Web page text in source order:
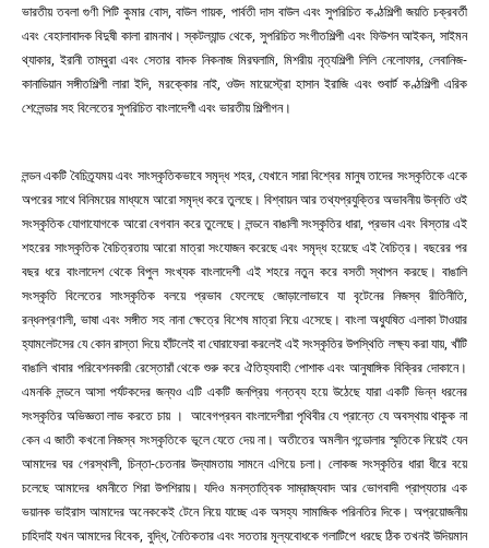
ভারতীয় তবলা গুণী পিটি কুমার বোস, বাউল গায়ক, পার্বতী দাস বাউল এবং সুপরিচিত কণ্ঠশিল্পী জয়তি চক্রবর্তী
এবং বেহালাবাদক বিদুষী কালা রামনাথ। স্কটল্যান্ড থেকে, সুপরিচিত সংগীতশিল্পী এবং ফিউশন আইকন, সাইমন
থ্যাকার, ইরানী তাম্বুরা এবং সেতার বাদক নিকনাজ মিরঘলামি, মিশরীয় নৃত্যশিল্পী লিলি নেলোফার, লেবানিজ-
কানাডিয়ান সঙ্গীতশিল্পী লারা ইদি, মরক্কোর নাই, ওউদ মায়েস্ট্রো হাসান ইরাজি এবং শুবার্ট কণ্ঠশিল্পী এরিক
শেলেন্ডার সহ বিলেতের সুপরিচিত বাংলাদেশী এবং ভারতীয় শিল্পীগন।
লন্ডন একটি বৈচিত্র্যময় এবং সাংস্কৃতিকভাবে সমৃদ্ধ শহর, যেখানে সারা বিশ্বের মানুষ তাদের সংস্কৃতিকে একে
অপরের সাথে বিনিময়ের মাধ্যমে আরো সমৃদ্ধ করে তুলছে। বিশ্বায়ন আর তথ্যপ্রযুক্তির অভাবনীয় উন্নতি ওই
সংস্কৃতিক যোগাযোগকে আরো বেগবান করে তুলেছে। লন্ডনে বাঙালী সংস্কৃতির ধারা, প্রভাব এবং বিস্তার এই
শহরের সাংস্কৃতিক বৈচিত্রতায় আরো মাত্রা সংযোজন করেছে এবং সমৃদ্ধ হয়েছে এই বৈচিত্র। বছরের পর
বছর ধরে বাংলাদেশ থেকে বিপুল সংখ্যক বাংলাদেশী এই শহরে নতুন করে বসতী স্থাপন করছে। বাঙালি
সংস্কৃতি বিলেতের সাংস্কৃতিক বলয়ে প্রভাব ফেলেছে জোড়ালোভাবে যা বৃটেনের নিজস্ব রীতিনীতি,
রন্ধনপ্রণালী, ভাষা এবং সঙ্গীত সহ নানা ক্ষেত্রে বিশেষ মাত্রা নিয়ে এসেছে। বাংলা অধ্যুষিত এলাকা টাওয়ার
হ্যামলেটসের যে কোন রাস্তা দিয়ে হাঁটলেই বা ঘোরাফেরা করলেই এই সংস্কৃতির উপস্থিতি লক্ষ্য করা যায়, খাঁটি
বাঙালি খাবার পরিবেশনকারী রেস্তোরাঁ থেকে শুরু করে ঐতিহ্যবাহী পোশাক এবং আনুষাঙ্গিক বিক্রির দোকানে।
এমনকি লন্ডনে আসা পর্যটকদের জন্যও এটি একটি জনপ্রিয় গন্তব্য হয়ে উঠেছে যারা একটি ভিন্ন ধরনের
সংস্কৃতির অভিজ্ঞতা লাভ করতে চায় । আবেগপ্রবন বাংলাদেশীরা পৃথিবীর যে প্রান্তে যে অবস্থায় থাকুক না
কেন এ জাতী কখনো নিজস্ব সংস্কৃতিকে ভূলে যেতে দেয় না। অতীতের অমলীন গন্ডোলার স্মৃতিকে নিয়েই যেন
আমাদের ঘর গেরস্থালী, চিন্তা-চেতনার উদ্যামতায় সামনে এগিয়ে চলা। লোকজ সংস্কৃতির ধারা ধীরে বয়ে
চলেছে আমাদের ধমনীতে শিরা উপশিরায়। যদিও মনস্তাত্বিক সাম্রাজ্যবাদ আর ভোগবাদী প্রাপ্যতার এক
ভয়ানক ভাইরাস আমাদের অনেককেই টেনে নিয়ে যাচ্ছে এক অসহ্য সামাজিক পরিনতির দিকে। অপ্রয়োজনীয়
চাহিদাই যখন আমাদের বিবেক, বুদ্ধি, নৈতিকতার এবং সততার মূল্যবোধকে গলাটিপে ধরছে ঠিক তখনই উদিয়মান